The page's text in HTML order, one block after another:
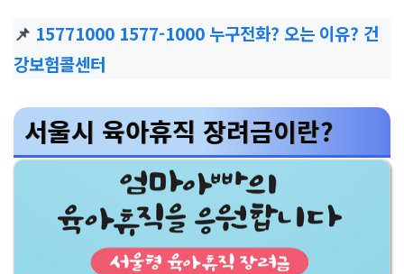
📌 15771000 1577-1000 누구전화? 오는 이유? 건
강보험콜센터
서울시 육아휴직 장려금이란?